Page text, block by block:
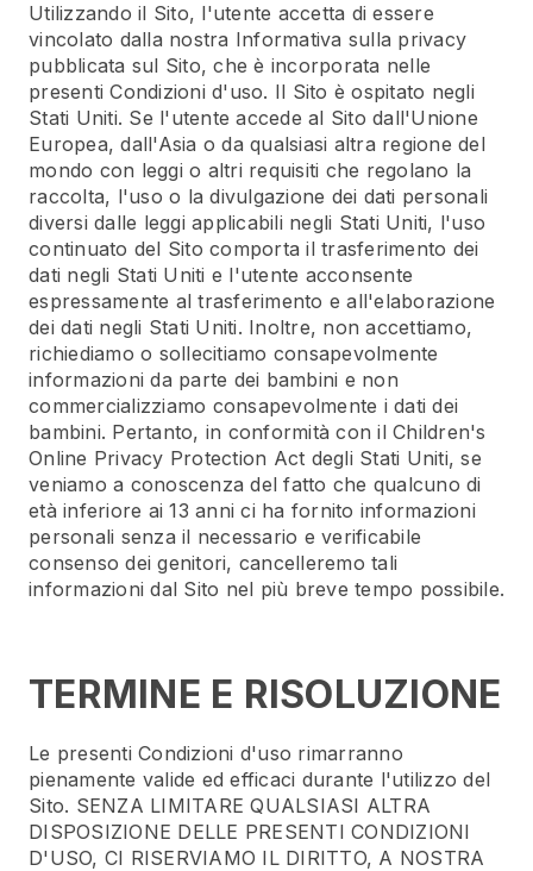
Utilizzando il Sito, l'utente accetta di essere
vincolato dalla nostra Informativa sulla privacy
pubblicata sul Sito, che è incorporata nelle
presenti Condizioni d'uso. Il Sito è ospitato negli
Stati Uniti. Se l'utente accede al Sito dall'Unione
Europea, dall'Asia o da qualsiasi altra regione del
mondo con leggi o altri requisiti che regolano la
raccolta, l'uso o la divulgazione dei dati personali
diversi dalle leggi applicabili negli Stati Uniti, l'uso
continuato del Sito comporta il trasferimento dei
dati negli Stati Uniti e l'utente acconsente
espressamente al trasferimento e all'elaborazione
dei dati negli Stati Uniti. Inoltre, non accettiamo,
richiediamo o sollecitiamo consapevolmente
informazioni da parte dei bambini e non
commercializziamo consapevolmente i dati dei
bambini. Pertanto, in conformità con il Children's
Online Privacy Protection Act degli Stati Uniti, se
veniamo a conoscenza del fatto che qualcuno di
età inferiore ai 13 anni ci ha fornito informazioni
personali senza il necessario e verificabile
consenso dei genitori, cancelleremo tali
informazioni dal Sito nel più breve tempo possibile.
TERMINE E RISOLUZIONE
Le presenti Condizioni d'uso rimarranno
pienamente valide ed efficaci durante l'utilizzo del
Sito. SENZA LIMITARE QUALSIASI ALTRA
DISPOSIZIONE DELLE PRESENTI CONDIZIONI
D'USO, CI RISERVIAMO IL DIRITTO, A NOSTRA